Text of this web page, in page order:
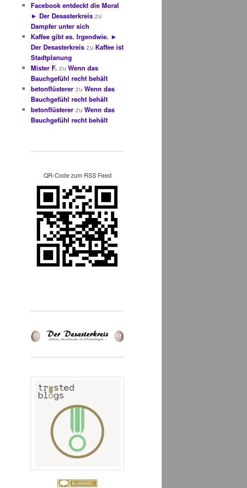
Facebook entdeckt die Moral
► Der Desasterkreis zu
Dampfer unter sich
Kaffee gibt es. Irgendwie. ►
Der Desasterkreis zu Kaffee ist
Stadtplanung
Mister F. zu Wenn das
Bauchgefühl recht behält
betonflüsterer zu Wenn das
Bauchgefühl recht behält
betonflüsterer zu Wenn das
Bauchgefühl recht behält
QR-Code zum RSS Feed